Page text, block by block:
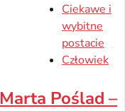
Ciekawe i
wybitne
postacie
Człowiek
Marta Poślad –